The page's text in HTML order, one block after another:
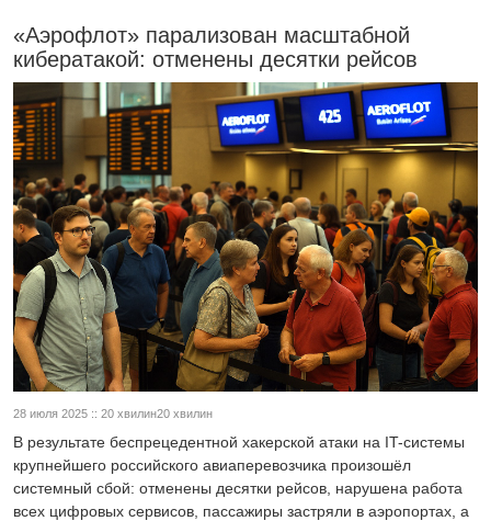
«Аэрофлот» парализован масштабной
кибератакой: отменены десятки рейсов
28 июля 2025 :: 20 хвилин20 хвилин
В результате беспрецедентной хакерской атаки на IT-системы
крупнейшего российского авиаперевозчика произошёл
системный сбой: отменены десятки рейсов, нарушена работа
всех цифровых сервисов, пассажиры застряли в аэропортах, а